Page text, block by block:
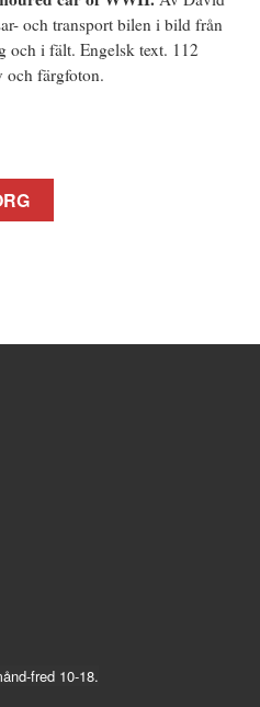
och transport bilen i bild från
och i fält. Engelsk text. 112
och färgfoton.
fred 10-18.